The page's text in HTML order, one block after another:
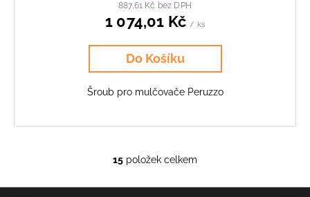
887,61 Kč bez DPH
1 074,01 Kč/ ks
Do Košíku
Šroub pro mulčovače Peruzzo
O
15 položek celkem